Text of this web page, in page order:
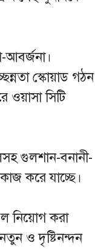
আবর্জনা।
স্কোয়াড গঠন
সিটি
গুলশান-বনানী-
করে যাচ্ছে।
নিয়োগ করা
ও দৃষ্টিনন্দন